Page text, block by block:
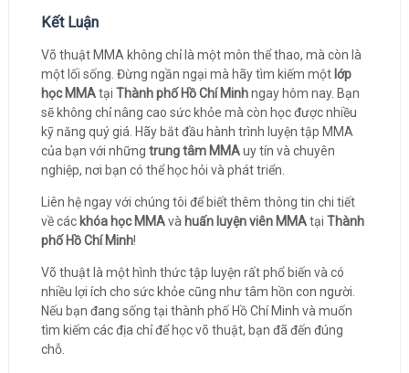
Kết Luận
Võ thuật MMA không chỉ là một môn thể thao, mà còn là
một lối sống. Đừng ngần ngại mà hãy tìm kiếm một lớp
học MMAtại Thành phố Hồ Chí Minhngay hôm nay. Bạn
sẽ không chỉ nâng cao sức khỏe mà còn học được nhiều
kỹ năng quý giá. Hãy bắt đầu hành trình luyện tập MMA
của bạn với những trung tâm MMAuy tín và chuyên
nghiệp, nơi bạn có thể học hỏi và phát triển.
Liên hệ ngay với chúng tôi để biết thêm thông tin chi tiết
về các khóa học MMAvà huấn luyện viên MMAtại Thành
phố Hồ Chí Minh!
Võ thuật là một hình thức tập luyện rất phổ biến và có
nhiều lợi ích cho sức khỏe cũng như tâm hồn con người.
Nếu bạn đang sống tại thành phố Hồ Chí Minh và muốn
tìm kiếm các địa chỉ để học võ thuật, bạn đã đến đúng
chỗ.